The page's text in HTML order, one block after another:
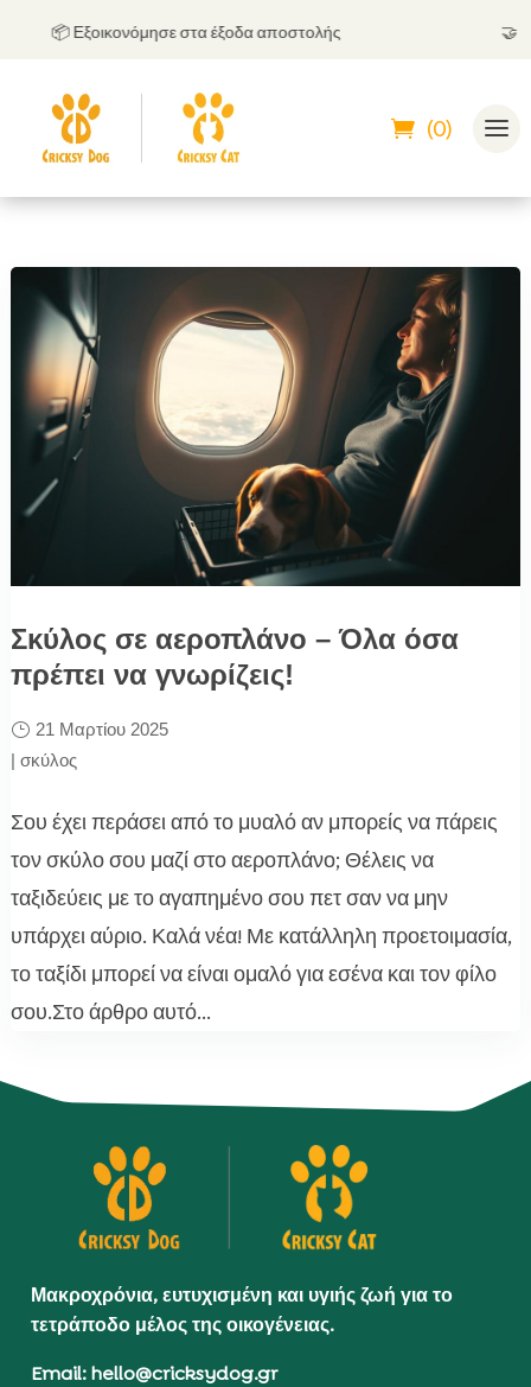
📦 Εξοικονόμησε στα έξοδα αποστολής
(0)
Σκύλος σε αεροπλάνο – Όλα όσα
πρέπει να γνωρίζεις!
21 Μαρτίου 2025
| σκύλος
Σου έχει περάσει από το μυαλό αν μπορείς να πάρεις
τον σκύλο σου μαζί στο αεροπλάνο; Θέλεις να
ταξιδεύεις με το αγαπημένο σου πετ σαν να μην
υπάρχει αύριο. Καλά νέα! Με κατάλληλη προετοιμασία,
το ταξίδι μπορεί να είναι ομαλό για εσένα και τον φίλο
σου.Στο άρθρο αυτό...
Μακροχρόνια, ευτυχισμένη και υγιής ζωή για το
τετράποδο μέλος της οικογένειας.
Email: hello@cricksydog.gr